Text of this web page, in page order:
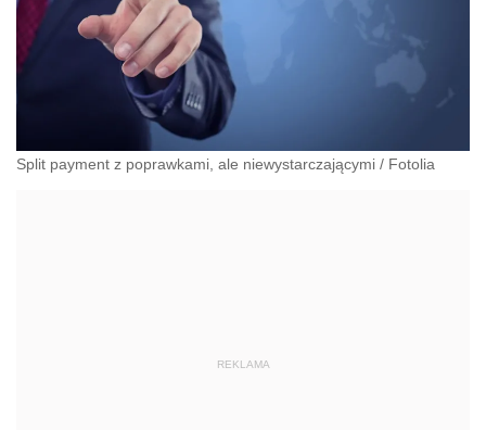
Split payment z poprawkami, ale niewystarczającymi / Fotolia